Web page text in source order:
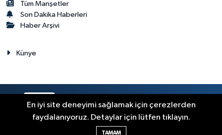
Tüm Manşetler
Son Dakika Haberleri
Haber Arşivi
Künye
RSS Copyright © 2023. Her hakkı saklıdır.
Haber Yazılımı:
En iyi site deneyimi sağlamak için çerezlerden
faydalanıyoruz. Detaylar için lütfen tıklayın.
TAMAM